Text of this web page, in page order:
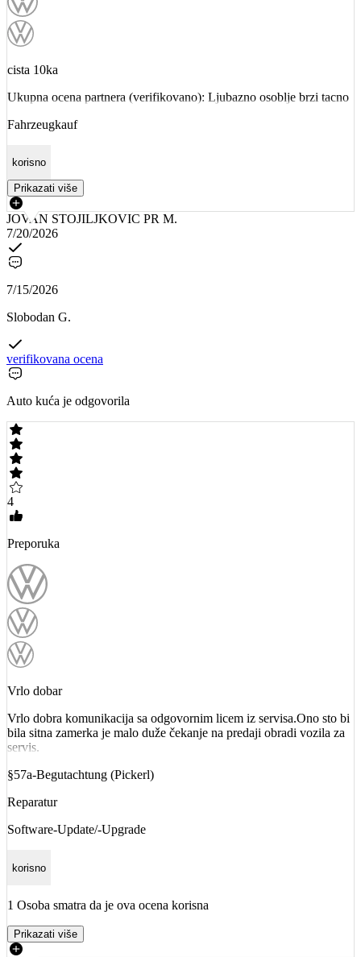
cista 10ka
Ukupna ocena partnera (verifikovano): Ljubazno osoblje brzi tacno
Fahrzeugkauf
korisno
Prikazati više
JOVAN STOJILJKOVIC PR M.
7/20/2026
7/15/2026
Slobodan G.
verifikovana ocena
Auto kuća je odgovorila
4
Preporuka
Vrlo dobar
Vrlo dobra komunikacija sa odgovornim licem iz servisa.Ono sto bi
bila sitna zamerka je malo duže čekanje na predaji obradi vozila za
servis.
§57a-Begutachtung (Pickerl)
Reparatur
Software-Update/-Upgrade
korisno
1 Osoba smatra da je ova ocena korisna
Prikazati više